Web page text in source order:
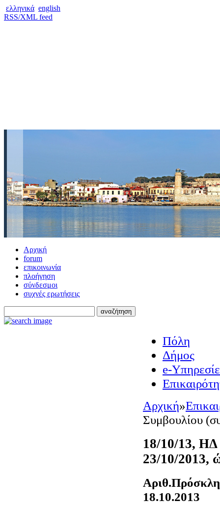
ελληνικά english
RSS/XML feed
Αρχική
forum
επικοινωνία
πλοήγηση
σύνδεσμοι
συχνές ερωτήσεις
Πόλη
Δήμος
e-
Αρχική»
Συμβουλίου
18/10/13, ΗΔ
23/10/2013,
18.10.2013